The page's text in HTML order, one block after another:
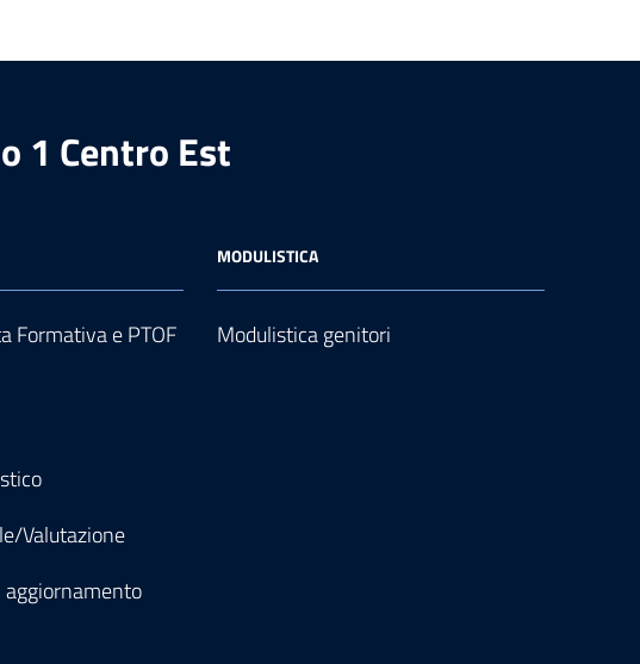
1 Centro Est
Formativa e PTOF
Valutazione
MODULISTICA
Modulistica genitori